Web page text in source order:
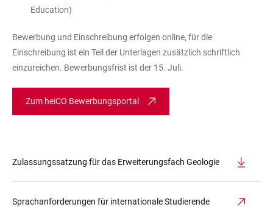
Education)
Bewerbung und Einschreibung erfolgen online, für die
Einschreibung ist ein Teil der Unterlagen zusätzlich schriftlich
einzureichen. Bewerbungsfrist ist der 15. Juli.
Zum heiCO Bewerbungsportal
Zulassungssatzung für das Erweiterungsfach Geologie
Sprachanforderungen für internationale Studierende